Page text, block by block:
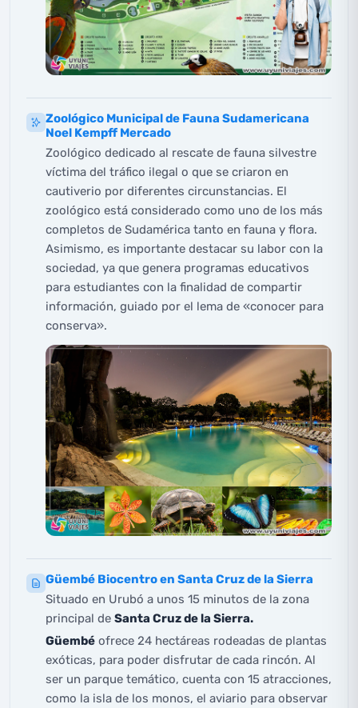
Zoológico Municipal de Fauna Sudamericana
Noel Kempff Mercado
Zoológico dedicado al rescate de fauna silvestre
víctima del tráfico ilegal o que se criaron en
cautiverio por diferentes circunstancias. El
zoológico está considerado como uno de los más
completos de Sudamérica tanto en fauna y flora.
Asimismo, es importante destacar su labor con la
sociedad, ya que genera programas educativos
para estudiantes con la finalidad de compartir
información, guiado por el lema de «conocer para
conserva».
Güembé Biocentro en Santa Cruz de la Sierra
Situado en Urubó a unos 15 minutos de la zona
principal de Santa Cruz de la Sierra.
Güembé ofrece 24 hectáreas rodeadas de plantas
exóticas, para poder disfrutar de cada rincón. Al
ser un parque temático, cuenta con 15 atracciones,
como la isla de los monos, el aviario para observar